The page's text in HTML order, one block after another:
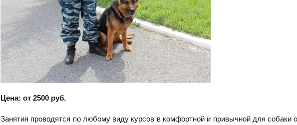
Цена: от 2500 руб.
Занятия проводятся по любому виду курсов в комфортной и привычной для собаки